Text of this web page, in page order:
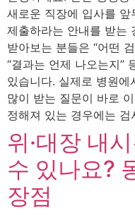
새로운 직장에 입사를
제출하라는 안내를 받는
받아보는 분들은 “어떤
“결과는 언제 나오는지”
있습니다. 실제로 병원
많이 받는 질문이 바로
정해져 있는 경우에는
위·대장 내
수 있나요?
장점